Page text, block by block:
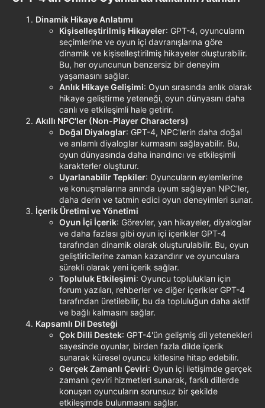
Dinamik Hikaye Anlatımı
Kişiselleştirilmiş Hikayeler: GPT-4, oyuncuların
seçimlerine ve oyun içi davranışlarına göre
dinamik ve kişiselleştirilmiş hikayeler oluşturabilir.
Bu, her oyuncunun benzersiz bir deneyim
yaşamasını sağlar.
Anlık Hikaye Gelişimi: Oyun sırasında anlık olarak
hikaye geliştirme yeteneği, oyun dünyasını daha
canlı ve etkileşimli hale getirir.
Akıllı NPC'ler (Non-Player Characters)
Doğal Diyaloglar: GPT-4, NPC'lerin daha doğal
ve anlamlı diyaloglar kurmasını sağlayabilir. Bu,
oyun dünyasında daha inandırıcı ve etkileşimli
karakterler oluşturur.
Uyarlanabilir Tepkiler: Oyuncuların eylemlerine
ve konuşmalarına anında uyum sağlayan NPC'ler,
daha derin ve tatmin edici oyun deneyimleri sunar.
İçerik Üretimi ve Yönetimi
Oyun İçi İçerik: Görevler, yan hikayeler, diyaloglar
ve daha fazlası gibi oyun içi içerikler GPT-4
tarafından dinamik olarak oluşturulabilir. Bu, oyun
geliştiricilerine zaman kazandırır ve oyunculara
sürekli olarak yeni içerik sağlar.
Topluluk Etkileşimi: Oyuncu toplulukları için
forum yazıları, rehberler ve diğer içerikler GPT-4
tarafından üretilebilir, bu da topluluğun daha aktif
ve bağlı kalmasını sağlar.
Kapsamlı Dil Desteği
Çok Dilli Destek: GPT-4'ün gelişmiş dil yetenekleri
sayesinde oyunlar, birden fazla dilde içerik
sunarak küresel oyuncu kitlesine hitap edebilir.
Gerçek Zamanlı Çeviri: Oyun içi iletişimde gerçek
zamanlı çeviri hizmetleri sunarak, farklı dillerde
konuşan oyuncuların sorunsuz bir şekilde
etkileşimde bulunmasını sağlar.